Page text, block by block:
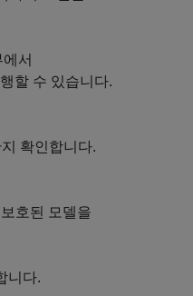
서
할 수 있습니다.
확인합니다.
호된 모델을
니다.